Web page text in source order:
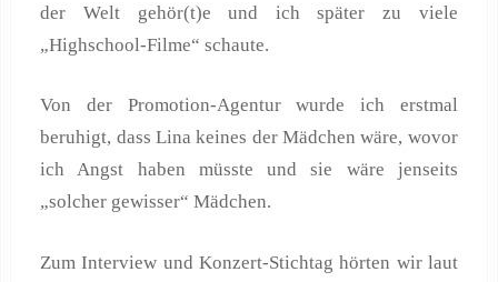
der Welt gehör(t)e und ich später zu viele
„Highschool-Filme“ schaute.
Von der Promotion-Agentur wurde ich erstmal
beruhigt, dass Lina keines der Mädchen wäre, wovor
ich Angst haben müsste und sie wäre jenseits
„solcher gewisser“ Mädchen.
Zum Interview und Konzert-Stichtag hörten wir laut